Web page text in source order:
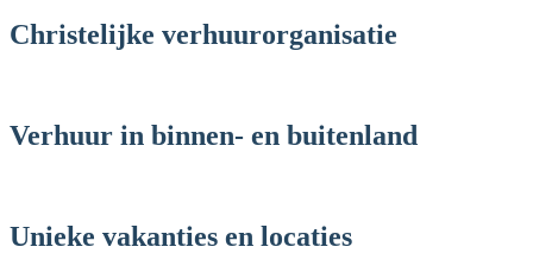
Christelijke verhuurorganisatie
Verhuur in binnen- en buitenland
Unieke vakanties en locaties